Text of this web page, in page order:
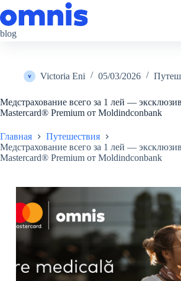
к
сути
blog
Victoria Eni 05/03/2026
Медстрахование всего за 1 лей —
Mastercard® Premium от Moldindconbank
Главная
Путешествия
Медстрахование всего за 1 лей —
Mastercard® Premium от Moldindconbank